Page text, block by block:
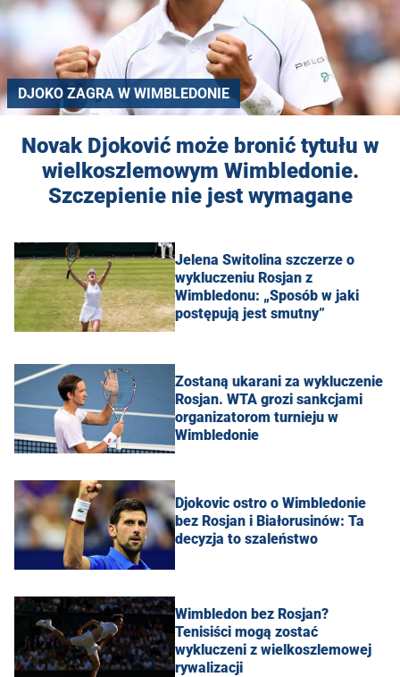
DJOKO ZAGRA W WIMBLEDONIE
Novak Djoković może bronić tytułu w
wielkoszlemowym Wimbledonie.
Szczepienie nie jest wymagane
Jelena Switolina szczerze o
wykluczeniu Rosjan z
Wimbledonu: „Sposób w jaki
postępują jest smutny”
Zostaną ukarani za wykluczenie
Rosjan. WTA grozi sankcjami
organizatorom turnieju w
Wimbledonie
Djokovic ostro o Wimbledonie
bez Rosjan i Białorusinów: Ta
decyzja to szaleństwo
Wimbledon bez Rosjan?
Tenisiści mogą zostać
wykluczeni z wielkoszlemowej
rywalizacji